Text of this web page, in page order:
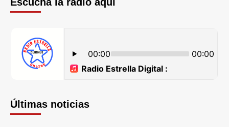
Escucha la radio aquí
Últimas noticias